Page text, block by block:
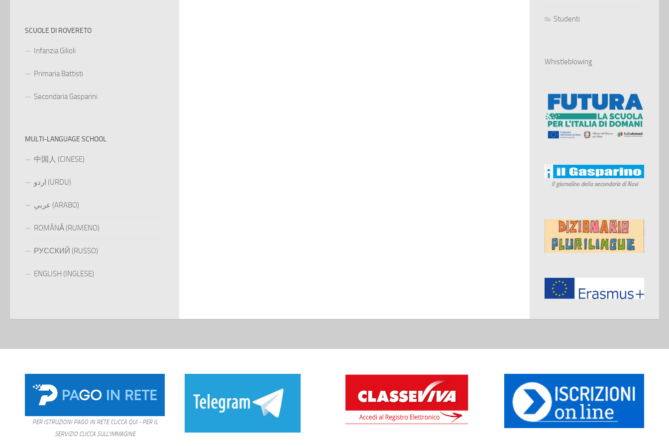
SCUOLE DI ROVERETO
Infanzia Gilioli
Primaria Battisti
Secondaria Gasparini
MULTI-LANGUAGE SCHOOL
中国人 (CINESE)
اردو (URDU)
عربي (ARABO)
ROMÂNĂ (RUMENO)
РУССКИЙ (RUSSO)
ENGLISH (INGLESE)
Studenti
Whistleblowing
Il giornalino della secondaria di Novi
PER ISTRUZIONI PAGO IN RETE CLICCA QUI - PER IL
SERVIZIO CLICCA SULL'IMMAGINE